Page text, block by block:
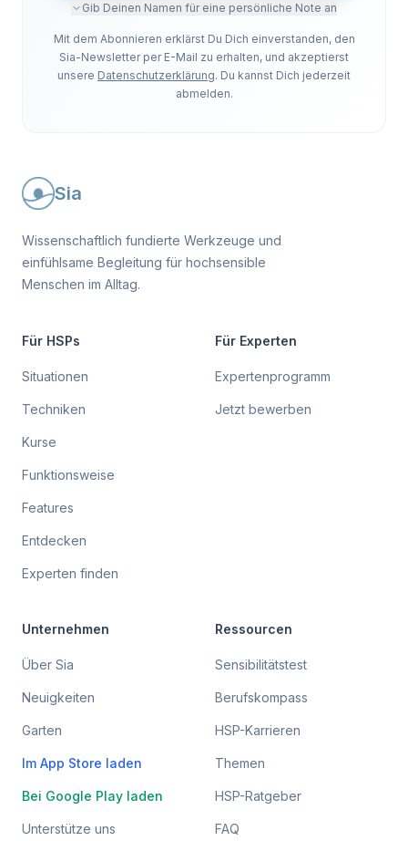
Gib Deinen Namen für eine persönliche Note an
Mit dem Abonnieren erklärst Du Dich einverstanden, den
Sia-Newsletter per E-Mail zu erhalten, und akzeptierst
unsere Datenschutzerklärung. Du kannst Dich jederzeit
abmelden.
Sia
Wissenschaftlich fundierte Werkzeuge und
einfühlsame Begleitung für hochsensible
Menschen im Alltag.
Für HSPs
Situationen
Techniken
Kurse
Funktionsweise
Features
Entdecken
Experten finden
Für Experten
Expertenprogramm
Jetzt bewerben
Unternehmen
Über Sia
Neuigkeiten
Garten
Im App Store laden
Bei Google Play laden
Unterstütze uns
Ressourcen
Sensibilitätstest
Berufskompass
HSP-Karrieren
Themen
HSP-Ratgeber
FAQ